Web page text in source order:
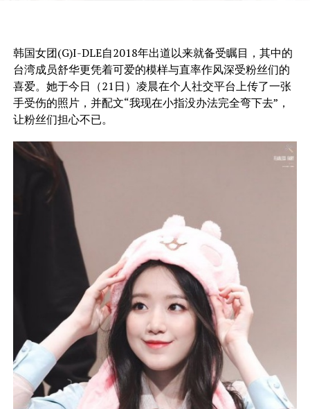
韩国女团(G)I-DLE自2018年出道以来就备受瞩目，其中的
台湾成员舒华更凭着可爱的模样与直率作风深受粉丝们的
喜爱。她于今日（21日）凌晨在个人社交平台上传了一张
手受伤的照片，并配文“我现在小指没办法完全弯下去”，
让粉丝们担心不已。